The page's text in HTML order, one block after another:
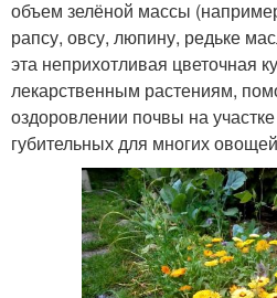
объем зелёной массы
рапсу, овсу, люпину, редьке
эта неприхотливая цветочная
лекарственным растениям,
оздоровлении почвы на
губительных для многих